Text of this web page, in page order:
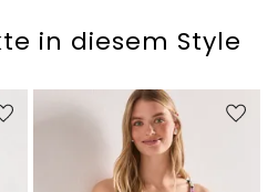
in diesem Style